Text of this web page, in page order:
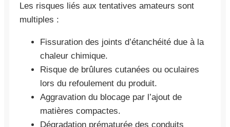
Les risques liés aux tentatives amateurs sont
multiples :
Fissuration des joints d’étanchéité due à la
chaleur chimique.
Risque de brûlures cutanées ou oculaires
lors du refoulement du produit.
Aggravation du blocage par l’ajout de
matières compactes.
Dégradation prématurée des conduits